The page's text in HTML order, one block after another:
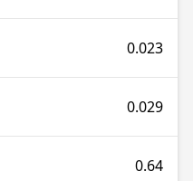
0.023
0.029
0.64